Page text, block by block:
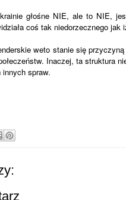
głośne NIE, ale to NIE,
coś tak niedorzecznego
weto stanie się
Inaczej, ta struktura
spraw.